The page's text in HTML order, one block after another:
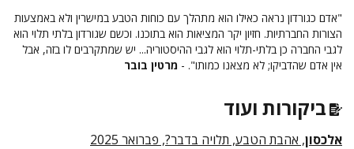
"אדם כגורדון נראה כאילו הוא מתהלך עם כוחות הטבע במישרין ולא באמצעות
הצורות החברתיות. חזיון יקר המציאות הוא בתוכנו. וכשם שגורדון בלתי תלוי הוא
לגבי החברה כן בלתי-תלוי הוא לגבי ההיסטוריה... יש שמתקרבים לו בזה, אבל
אין אדם שהדביקו; לא מצאנו כמותו". - מרטין בובר
ביקורות ועוד
אלכסון, אהבת הטבע, תלויה בדבר?, פברואר 2025